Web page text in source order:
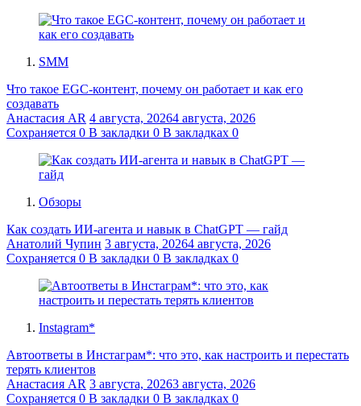
SMM
Что такое EGC-контент, почему он работает и как его
создавать
Анастасия AR 4 августа, 20264 августа, 2026
Сохраняется 0 В закладки 0 В закладках 0
Обзоры
Как создать ИИ-агента и навык в ChatGPT — гайд
Анатолий Чупин 3 августа, 20264 августа, 2026
Сохраняется 0 В закладки 0 В закладках 0
Instagram*
Автоответы в Инстаграм*: что это, как настроить и перестать
терять клиентов
Анастасия AR 3 августа, 20263 августа, 2026
Сохраняется 0 В закладки 0 В закладках 0